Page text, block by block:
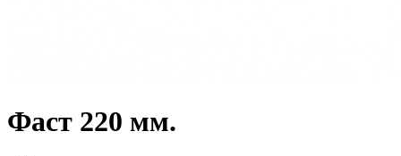
Фаст 220 мм.